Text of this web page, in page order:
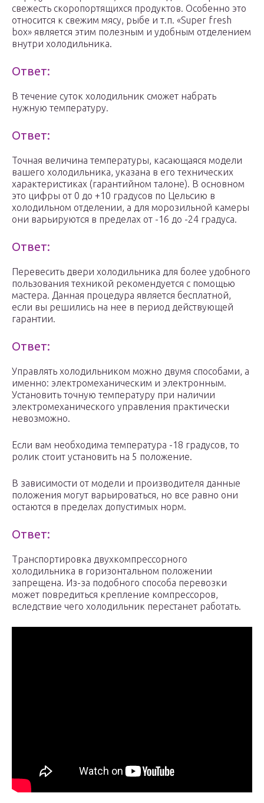
свежесть скоропортящихся продуктов. Особенно это
относится к свежим мясу, рыбе и т.п. «Super fresh
box» является этим полезным и удобным отделением
внутри холодильника.
Ответ:
В течение суток холодильник сможет набрать
нужную температуру.
Ответ:
Точная величина температуры, касающаяся модели
вашего холодильника, указана в его технических
характеристиках (гарантийном талоне). В основном
это цифры от 0 до +10 градусов по Цельсию в
холодильном отделении, а для морозильной камеры
они варьируются в пределах от -16 до -24 градуса.
Ответ:
Перевесить двери холодильника для более удобного
пользования техникой рекомендуется с помощью
мастера. Данная процедура является бесплатной,
если вы решились на нее в период действующей
гарантии.
Ответ:
Управлять холодильником можно двумя способами, а
именно: электромеханическим и электронным.
Установить точную температуру при наличии
электромеханического управления практически
невозможно.
Если вам необходима температура -18 градусов, то
ролик стоит установить на 5 положение.
В зависимости от модели и производителя данные
положения могут варьироваться, но все равно они
остаются в пределах допустимых норм.
Ответ:
Транспортировка двухкомпрессорного
холодильника в горизонтальном положении
запрещена. Из-за подобного способа перевозки
может повредиться крепление компрессоров,
вследствие чего холодильник перестанет работать.